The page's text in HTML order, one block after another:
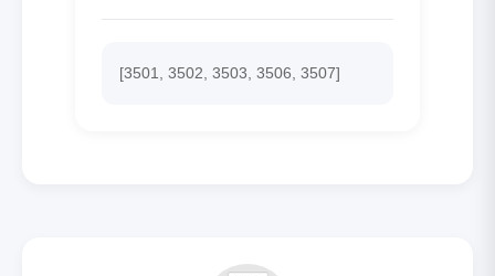
[3501, 3502, 3503, 3506, 3507]